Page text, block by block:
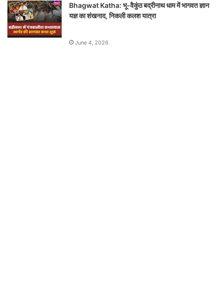
Bhagwat Katha: भू-वैकुंठ बद्रीनाथ धाम में भागवत ज्ञान
यज्ञ का शंखनाद, निकली कलश यात्रा
June 4, 2026